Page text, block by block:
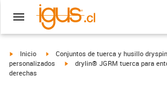
igus-icon-arrow-right
Inicio igus-icon-arrow-right
Conjuntos de tuerca y husillo dryspin
personalizados
igus-icon-arrow-right
drylin® JGRM tuerca para
derechas